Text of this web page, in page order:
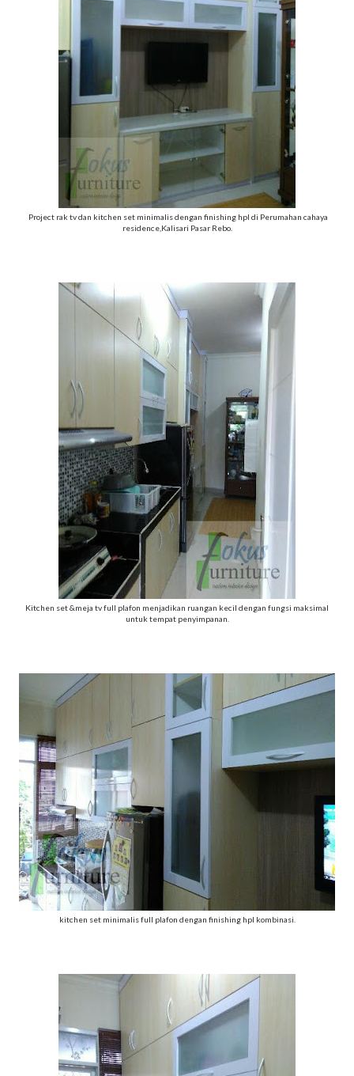
Project rak tv dan kitchen set minimalis dengan finishing hpl di Perumahan cahaya
residence,Kalisari Pasar Rebo.
Kitchen set &meja tv full plafon menjadikan ruangan kecil dengan fungsi maksimal
untuk tempat penyimpanan.
kitchen set minimalis full plafon dengan finishing hpl kombinasi.